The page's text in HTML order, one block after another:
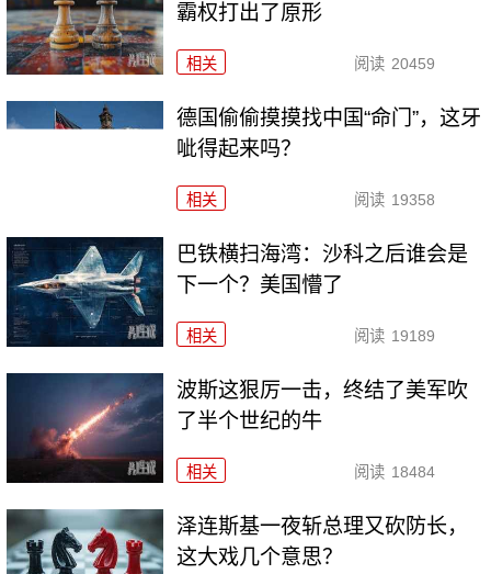
霸权打出了原形
相关 阅读 20459
德国偷偷摸摸找中国“命门”，这牙
呲得起来吗？
相关 阅读 19358
巴铁横扫海湾：沙科之后谁会是
下一个？美国懵了
相关 阅读 19189
波斯这狠厉一击，终结了美军吹
了半个世纪的牛
相关 阅读 18484
泽连斯基一夜斩总理又砍防长，
这大戏几个意思？